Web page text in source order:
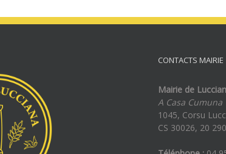
CONTACTS MAIRIE
Mairie de
A Casa Cumuna
1045, Corsu
CS 30026, 20